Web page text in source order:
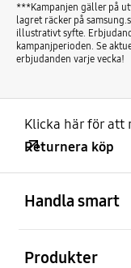
***Kampanjen gäller på
lagret räcker på
illustrativt syfte.
kampanjperioden. Se
erbjudanden varje vecka!
Klicka här för
Returnera köp
Handla smart
Produkter